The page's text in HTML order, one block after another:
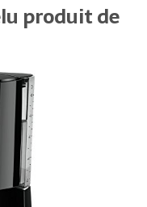
produit de